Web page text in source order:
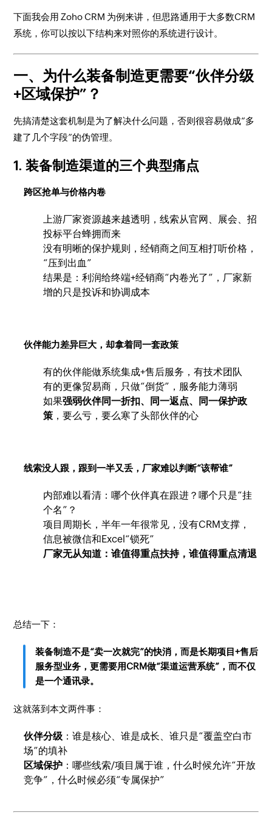
下面我会用 Zoho CRM 为例来讲，但思路通用于大多数CRM
系统，你可以按以下结构来对照你的系统进行设计。
一、为什么装备制造更需要“伙伴分级
+区域保护”？
先搞清楚这套机制是为了解决什么问题，否则很容易做成“多
建了几个字段”的伪管理。
1. 装备制造渠道的三个典型痛点
跨区抢单与价格内卷
上游厂家资源越来越透明，线索从官网、展会、招
投标平台蜂拥而来
没有明晰的保护规则，经销商之间互相打听价格，
“压到出血”
结果是：利润给终端+经销商“内卷光了”，厂家新
增的只是投诉和协调成本
伙伴能力差异巨大，却拿着同一套政策
有的伙伴能做系统集成+售后服务，有技术团队
有的更像贸易商，只做“倒货”，服务能力薄弱
如果强弱伙伴同一折扣、同一返点、同一保护政
策 ，要么亏，要么寒了头部伙伴的心
线索没人跟，跟到一半又丢，厂家难以判断“该帮谁”
内部难以看清：哪个伙伴真在跟进？哪个只是“挂
个名”？
项目周期长，半年一年很常见，没有CRM支撑，
信息被微信和Excel“锁死”
厂家无从知道：谁值得重点扶持，谁值得重点清退
总结一下：
装备制造不是“卖一次就完”的快消，而是长期项目+售后
服务型业务，更需要用CRM做“渠道运营系统”，而不仅
是一个通讯录。
这就落到本文两件事：
伙伴分级 ：谁是核心、谁是成长、谁只是“覆盖空白市
场”的填补
区域保护 ：哪些线索/项目属于谁，什么时候允许“开放
竞争”，什么时候必须“专属保护”